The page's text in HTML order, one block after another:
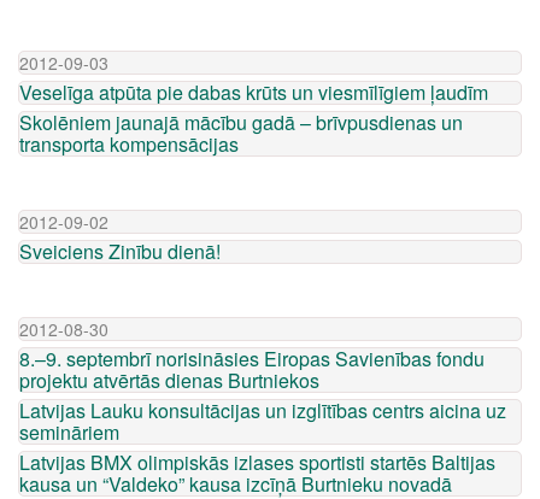
2012-09-03
Veselīga atpūta pie dabas krūts un viesmīlīgiem ļaudīm
Skolēniem jaunajā mācību gadā – brīvpusdienas un
transporta kompensācijas
2012-09-02
Sveiciens Zinību dienā!
2012-08-30
8.–9. septembrī norisināsies Eiropas Savienības fondu
projektu atvērtās dienas Burtniekos
Latvijas Lauku konsultācijas un izglītības centrs aicina uz
semināriem
Latvijas BMX olimpiskās izlases sportisti startēs Baltijas
kausa un “Valdeko” kausa izcīņā Burtnieku novadā